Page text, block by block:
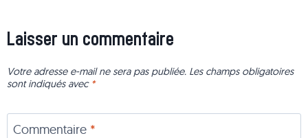
Laisser un commentaire
Votre adresse e-mail ne sera pas publiée. Les champs obligatoires
sont indiqués avec *
Commentaire *